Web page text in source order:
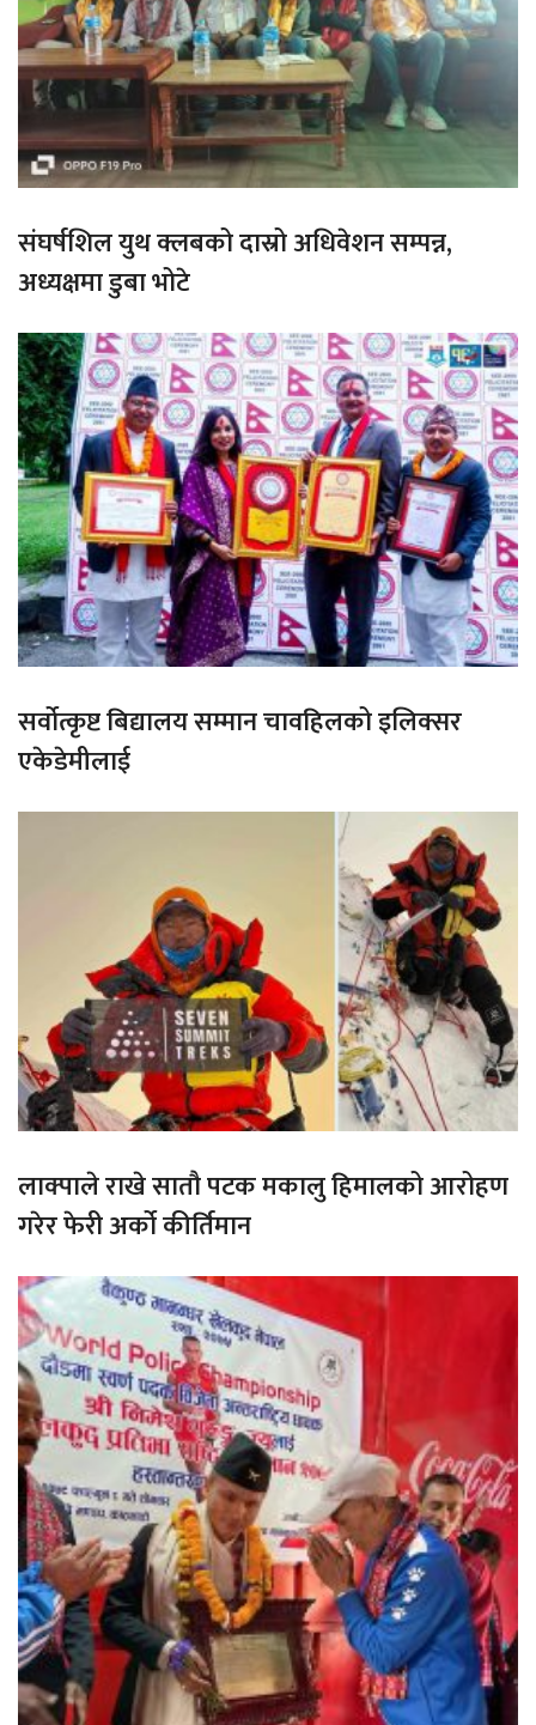
संघर्षशिल युथ क्लबको दास्रो अधिवेशन सम्पन्न,
अध्यक्षमा डुबा भोटे
सर्वोत्कृष्ट बिद्यालय सम्मान चावहिलको इलिक्सर
एकेडेमीलाई
लाक्पाले राखे सातौ पटक मकालु हिमालको आरोहण
गरेर फेरी अर्को कीर्तिमान